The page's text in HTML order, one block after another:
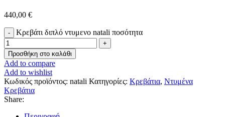
440,00 €
Κρεβάτι διπλό ντυμενο natali ποσότητα
Προσθήκη στο καλάθι
Add to compare
Add to wishlist
Κωδικός προϊόντος: natali Κατηγορίες: Κρεβάτια, Ντυμένα
Κρεβάτια
Share: